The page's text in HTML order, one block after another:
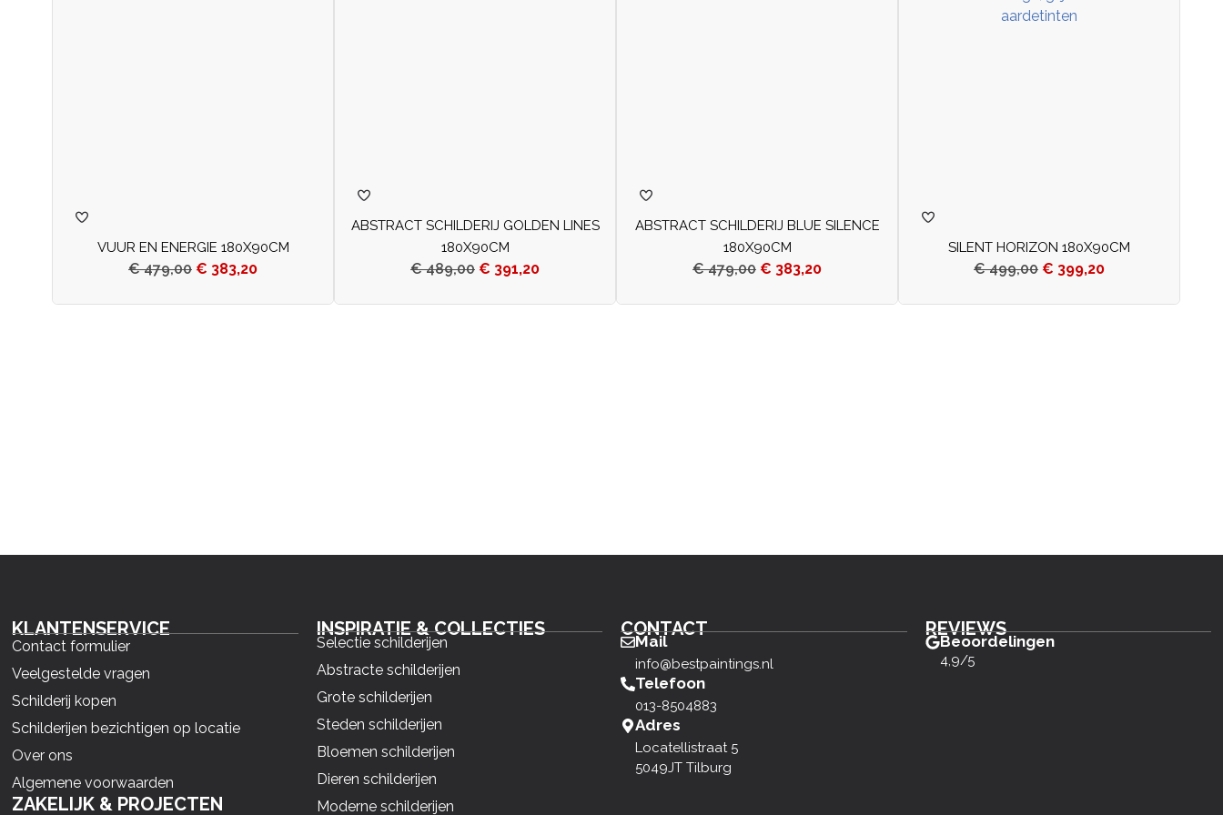
VUUR EN ENERGIE 180X90CM
€479,00 € 383,20
ABSTRACT SCHILDERIJ GOLDEN LINES
180X90CM
€489,00 € 391,20
ABSTRACT SCHILDERIJ BLUE SILENCE
180X90CM
€479,00 € 383,20
SILENT HORIZON 180X90CM
€499,00 € 399,20
KLANTENSERVICE
Contact formulier
Veelgestelde vragen
Schilderij kopen
Schilderijen bezichtigen op locatie
Over ons
Algemene voorwaarden
ZAKELIJK & PROJECTEN
INSPIRATIE & COLLECTIES
Selectie schilderijen
Abstracte schilderijen
Grote schilderijen
Steden schilderijen
Bloemen schilderijen
Dieren schilderijen
Moderne schilderijen
CONTACT
Mail
info@bestpaintings.nl
Telefoon
013-8504883
Adres
Locatellistraat 5
5049JT Tilburg
REVIEWS
Beoordelingen
4,9/5